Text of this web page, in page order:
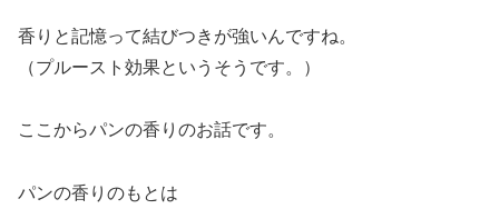
香りと記憶って結びつきが強いんですね。
（プルースト効果というそうです。）
ここからパンの香りのお話です。
パンの香りのもとは